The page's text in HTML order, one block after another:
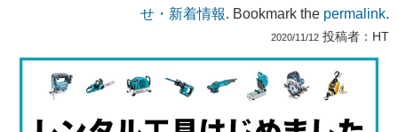
せ・新着情報. Bookmark the permalink.
2020/11/12 投稿者： HT